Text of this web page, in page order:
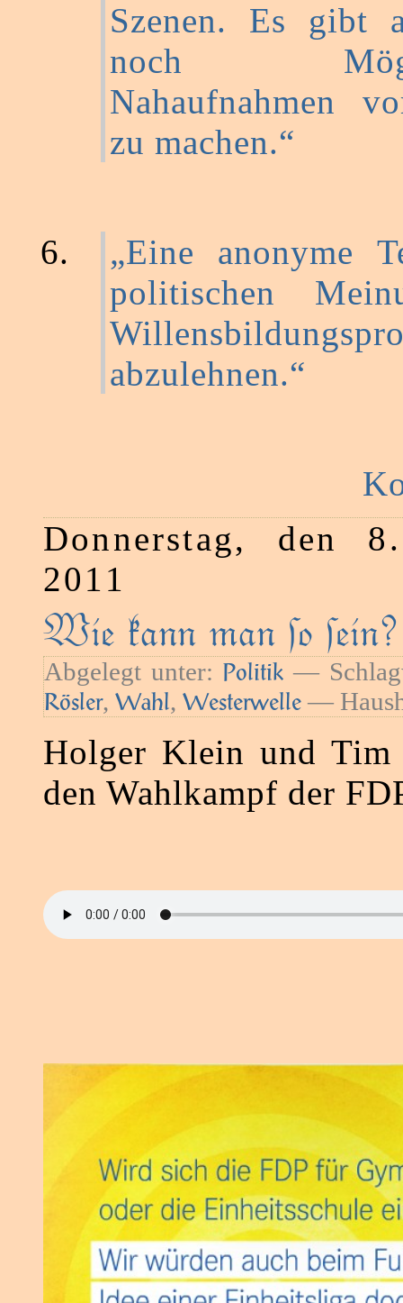
Szenen. Es gibt
noch
Nahaufnahmen
zu machen.“
„Eine anonyme
politischen
abzulehnen.“
Donnerstag, den
2011
Wie kann man ſo ſein?
Abgelegt unter: Politik —
Rösler, Wahl, Westerwelle —
Holger Klein und Tim
den Wahlkampf der